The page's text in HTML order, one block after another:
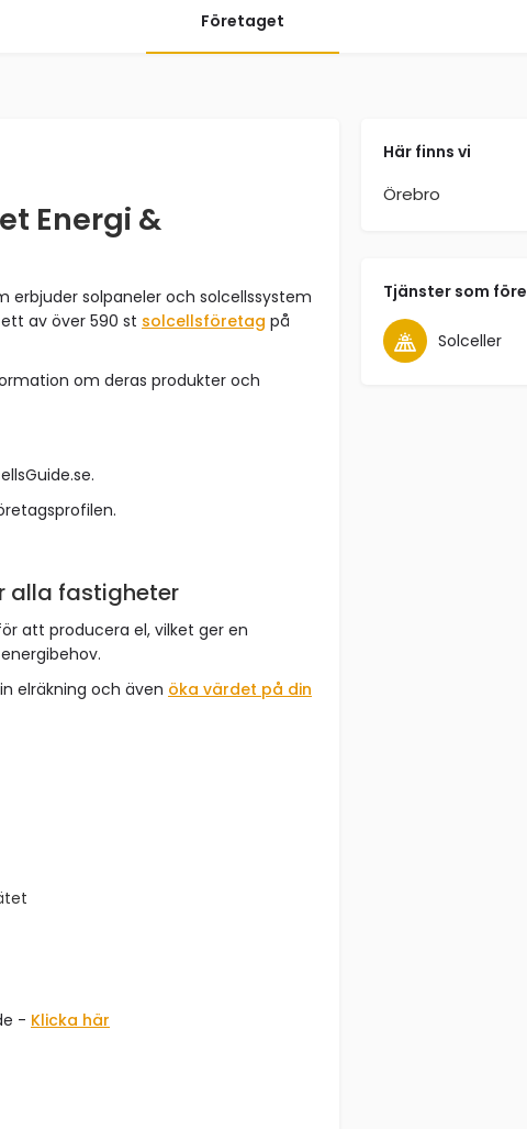
Företaget
Energi &
erbjuder solpaneler och solcellssystem
av över 590 st solcellsföretag på
om deras produkter och
alla fastigheter
att producera el, vilket ger en
elräkning och även öka värdet på din
- Klicka här
Här finns vi
Örebro
Tjänster som
Solceller